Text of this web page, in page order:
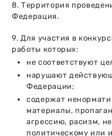
8. Территория
Федерация.
9. Для участия в
работы которых:
не соответствуют
нарушают
Федерации;
содержат
материалы,
агрессию, расизм,
политическому или